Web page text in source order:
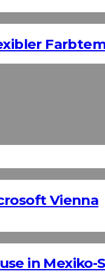
Vienna
in Mexiko-